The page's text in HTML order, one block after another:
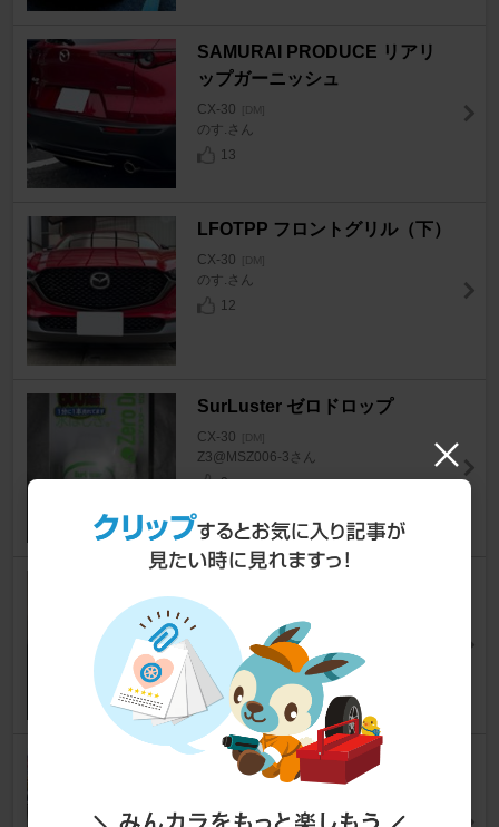
SAMURAI PRODUCE リアリ
ップガーニッシュ
CX-30 [DM]
のす.さん
13
LFOTPP フロントグリル（下）
CX-30 [DM]
のす.さん
12
SurLuster ゼロドロップ
CX-30 [DM]
Z3@MSZ006-3さん
9
リンクホルダーカバー
CX-30 [DM]
チョイ悪面【Choiwaru Men】さん
13
RAYS HOMURA 2X7FT SPOR
T EDITION
CX-30 [DM]